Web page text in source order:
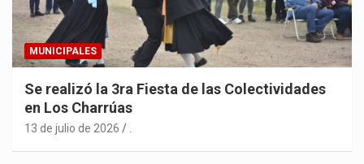
MUNICIPALES
Se realizó la 3ra Fiesta de las Colectividades
en Los Charrúas
13 de julio de 2026